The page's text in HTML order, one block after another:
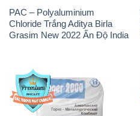
PAC – Polyaluminium
Chloride Trắng Aditya Birla
Grasim New 2022 Ấn Độ India